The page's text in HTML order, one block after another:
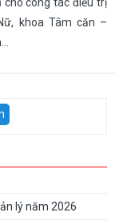
khoa Tâm căn –
lý năm 2026